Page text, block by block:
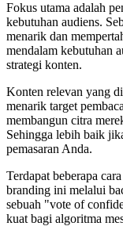
Fokus utama adalah
kebutuhan audiens.
menarik dan
mendalam kebutuhan
strategi konten.
Konten relevan yang
menarik target
membangun citra
Sehingga lebih baik
pemasaran Anda.
Terdapat beberapa
branding ini melalui
sebuah "vote of
kuat bagi algoritma